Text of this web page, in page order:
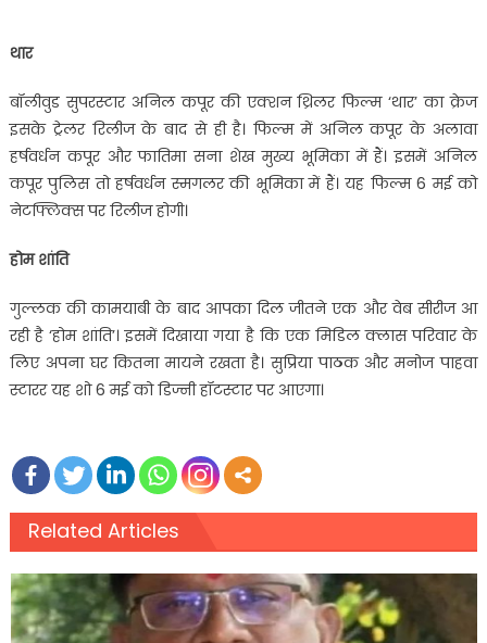
थार
बॉलीवुड सुपरस्टार अनिल कपूर की एक्शन थ्रिलर फिल्म ‘थार’ का क्रेज
इसके ट्रेलर रिलीज के बाद से ही है। फिल्म में अनिल कपूर के अलावा
हर्षवर्धन कपूर और फातिमा सना शेख मुख्य भूमिका में हैं। इसमें अनिल
कपूर पुलिस तो हर्षवर्धन स्मगलर की भूमिका में हैं। यह फिल्म 6 मई को
नेटफ्लिक्स पर रिलीज होगी।
होम शांति
गुल्लक की कामयाबी के बाद आपका दिल जीतने एक और वेब सीरीज आ
रही है ‘होम शांति’। इसमें दिखाया गया है कि एक मिडिल क्लास परिवार के
लिए अपना घर कितना मायने रखता है। सुप्रिया पाठक और मनोज पाहवा
स्टारर यह शो 6 मई को डिज्नी हॉटस्टार पर आएगा।
Related Articles